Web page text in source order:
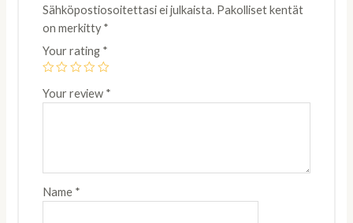
Sähköpostiosoitettasi ei julkaista. Pakolliset kentät
on merkitty*
Your rating *
Your review *
Name *